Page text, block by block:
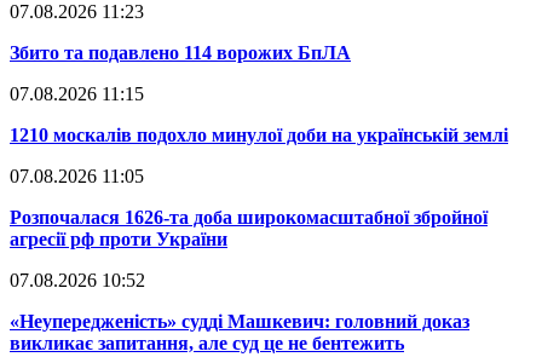
07.08.2026 11:23
​Збито та подавлено 114 ворожих БпЛА
07.08.2026 11:15
​1210 москалів подохло минулої доби на українській землі
07.08.2026 11:05
​Розпочалася 1626-та доба широкомасштабної збройної
агресії рф проти України
07.08.2026 10:52
​«Неупередженість» судді Машкевич: головний доказ
викликає запитання, але суд це не бентежить